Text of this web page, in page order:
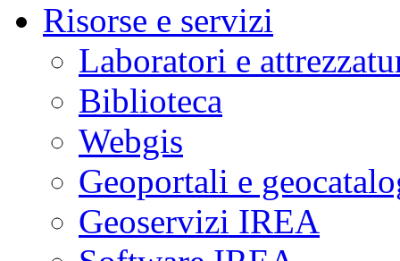
Risorse e servizi
Laboratori e
Biblioteca
Webgis
Geoportali e
Geoservizi IREA